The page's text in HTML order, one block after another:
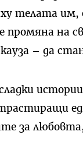
телата им,
промяна на
– да
за